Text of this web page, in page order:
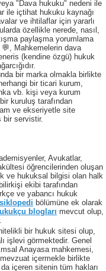
"Dava hukuku" nedeni ile
ile içtihat hukuku kaynağı
ve ihtilaflar için yararlı
özellikle nerede, nasıl,
paylaşma yorumlama
Mahkemelerin dava
(kendine özgü) hukuk
bir marka olmakla birlikte
bir ticari kurum,
vb. kişi veya kurum
kuruluş tarafından
ve ekseriyetle site
bir servistir.
Avukatlar,
öğrencilerinden oluşan
ve hukuksal bilgisi olan halk
ekibi tarafından
ve yabancı hukuk
bölümüne ek olarak
blogları mevcut olup,
bir hukuk sitesi olup,
işlevi görmektedir. Genel
Anayasa mahkemesi,
içermekle birlikte
içeren sitenin tüm hakları